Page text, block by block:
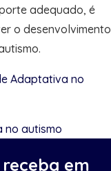
adequado, é
o desenvolvimento
Adaptativa no
no autismo
receba em